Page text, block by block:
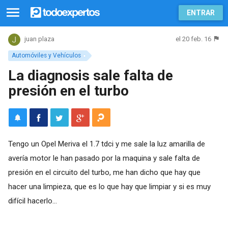
ENTRAR
Automóviles y Vehículos
juan plaza el 20 feb. 16
La diagnosis sale falta de
presión en el turbo
Tengo un Opel Meriva el 1.7 tdci y me sale la luz amarilla de
avería motor le han pasado por la maquina y sale falta de
presión en el circuito del turbo, me han dicho que hay que
hacer una limpieza, que es lo que hay que limpiar y si es muy
difícil hacerlo...